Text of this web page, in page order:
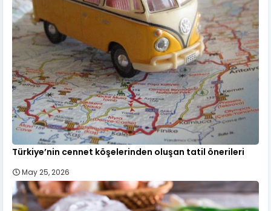
Türkiye’nin cennet köşelerinden oluşan tatil önerileri
May 25, 2026